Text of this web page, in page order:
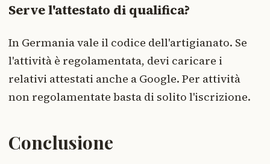
Serve l'attestato di qualifica?
In Germania vale il codice dell'artigianato. Se
l'attività è regolamentata, devi caricare i
relativi attestati anche a Google. Per attività
non regolamentate basta di solito l'iscrizione.
Conclusione